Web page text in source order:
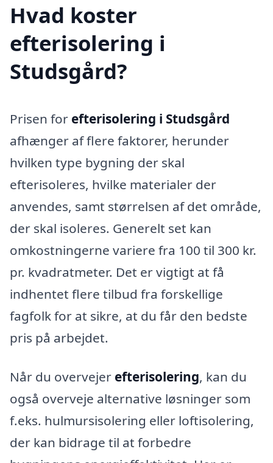
Hvad koster
efterisolering i
Studsgård?
Prisen for efterisolering i Studsgård
afhænger af flere faktorer, herunder
hvilken type bygning der skal
efterisoleres, hvilke materialer der
anvendes, samt størrelsen af det område,
der skal isoleres. Generelt set kan
omkostningerne variere fra 100 til 300 kr.
pr. kvadratmeter. Det er vigtigt at få
indhentet flere tilbud fra forskellige
fagfolk for at sikre, at du får den bedste
pris på arbejdet.
Når du overvejer efterisolering, kan du
også overveje alternative løsninger som
f.eks. hulmursisolering eller loftisolering,
der kan bidrage til at forbedre